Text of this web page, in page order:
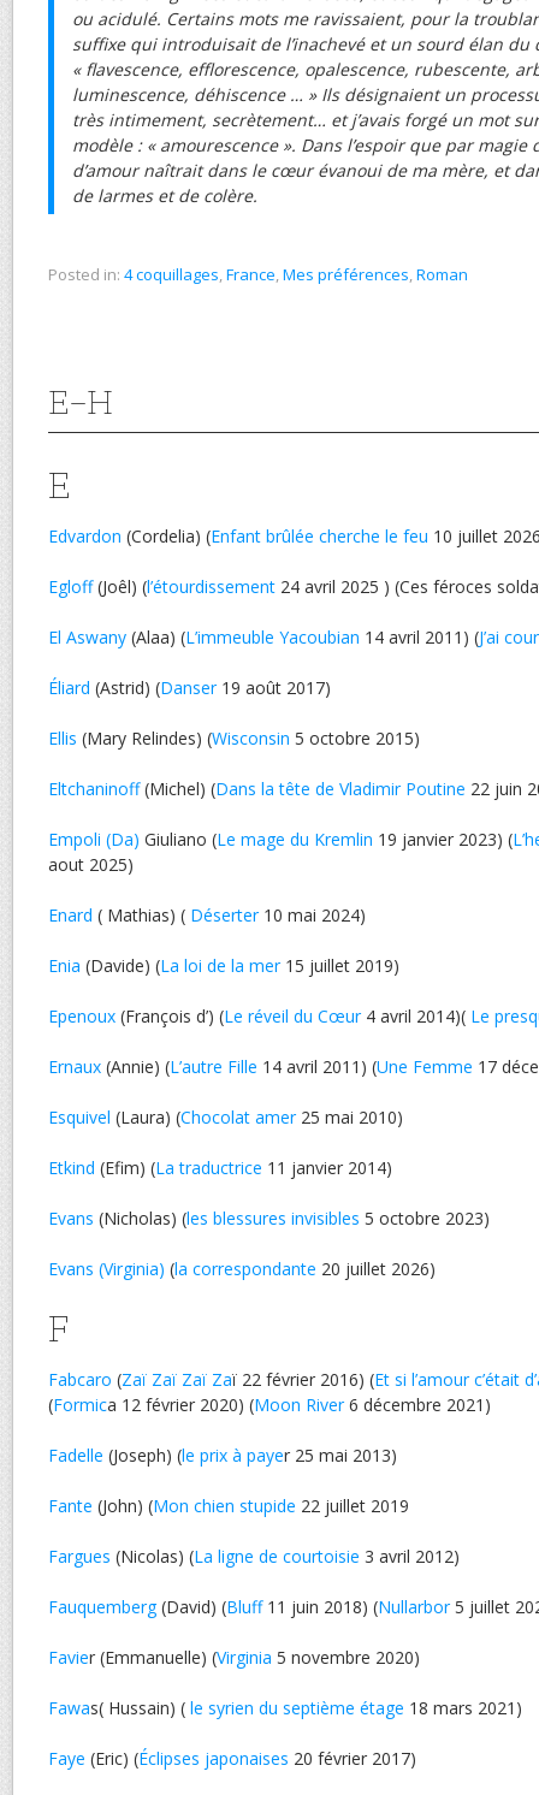
ou acidulé. Certains mots me ravissaient, pour la
suffixe qui introduisait de l’inachevé et un sourd élan du
« flavescence, efflorescence, opalescence, rubescente,
luminescence, déhiscence … » Ils désignaient un
très intimement, secrètement… et j’avais forgé un mot
modèle : « amourescence ». Dans l’espoir que par
d’amour naîtrait dans le cœur évanoui de ma mère, et
de larmes et de colère.
Posted in: 4 coquillages,France,Mes préférences,Roman
E-H
E
Edvardon (Cordelia) (Enfant brûlée cherche le feu 10 juillet
Egloff(Joêl) (l’étourdissement 24 avril 2025 ) (Ces féroces
El Aswany (Alaa) (L’immeuble Yacoubian 14 avril 2011) (J’ai
Éliard (Astrid) (Danser19 août 2017)
Ellis (Mary Relindes) (Wisconsin 5 octobre 2015)
Eltchaninoff(Michel) (Dans la tête de Vladimir Poutine 22 juin
Empoli (Da) Giuliano (Le mage du Kremlin 19 janvier 2023) (
aout 2025)
Enard ( Mathias) ( Déserter10 mai 2024)
Enia (Davide) (La loi de la mer15 juillet 2019)
Epenoux (François d’) (Le réveil du Cœur4 avril 2014)( Le
Ernaux (Annie) (L’autre Fille 14 avril 2011) (Une Femme 17
Esquivel (Laura) (Chocolat amer25 mai 2010)
Etkind (Efim) (La traductrice 11 janvier 2014)
Evans (Nicholas) (les blessures invisibles 5 octobre 2023)
Evans (Virginia) (la correspondante 20 juillet 2026)
F
Fabcaro (Zaï Zaï Zaï Zaï 22 février 2016) (Et si l’amour c’était
(Formica 12 février 2020) (Moon River6 décembre 2021)
Fadelle (Joseph) (le prix à payer 25 mai 2013)
Fante (John) (Mon chien stupide 22 juillet 2019
Fargues (Nicolas) (La ligne de courtoisie 3 avril 2012)
Fauquemberg(David) (Bluff11 juin 2018) (Nullarbor5 juillet
Favier (Emmanuelle) (Virginia 5 novembre 2020)
Fawas( Hussain) ( le syrien du septième étage 18 mars 2021)
Faye (Eric) (Éclipses japonaises 20 février 2017)